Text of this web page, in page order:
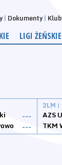
Dokumenty
LIGI ŻEŃSKIE
---
---
2LM |
AZS
TKM